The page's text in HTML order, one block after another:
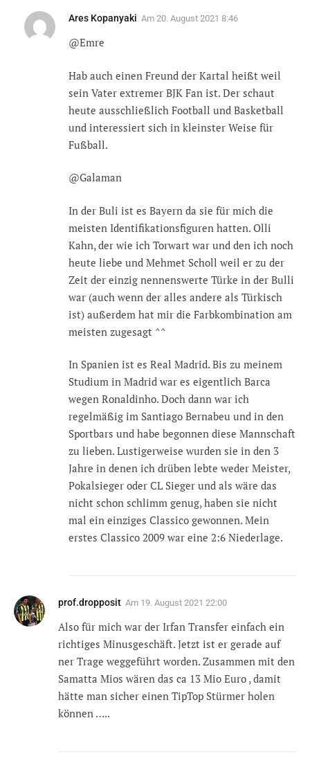
Ares Kopanyaki Am 20. August 2021 8:46
@Emre
Hab auch einen Freund der Kartal heißt weil
sein Vater extremer BJK Fan ist. Der schaut
heute ausschließlich Football und Basketball
und interessiert sich in kleinster Weise für
Fußball.
@Galaman
In der Buli ist es Bayern da sie für mich die
meisten Identifikationsfiguren hatten. Olli
Kahn, der wie ich Torwart war und den ich noch
heute liebe und Mehmet Scholl weil er zu der
Zeit der einzig nennenswerte Türke in der Bulli
war (auch wenn der alles andere als Türkisch
ist) außerdem hat mir die Farbkombination am
meisten zugesagt ^^
In Spanien ist es Real Madrid. Bis zu meinem
Studium in Madrid war es eigentlich Barca
wegen Ronaldinho. Doch dann war ich
regelmäßig im Santiago Bernabeu und in den
Sportbars und habe begonnen diese Mannschaft
zu lieben. Lustigerweise wurden sie in den 3
Jahre in denen ich drüben lebte weder Meister,
Pokalsieger oder CL Sieger und als wäre das
nicht schon schlimm genug, haben sie nicht
mal ein einziges Classico gewonnen. Mein
erstes Classico 2009 war eine 2:6 Niederlage.
prof.dropposit Am 19. August 2021 22:00
Also für mich war der Irfan Transfer einfach ein
richtiges Minusgeschäft. Jetzt ist er gerade auf
ner Trage weggeführt worden. Zusammen mit den
Samatta Mios wären das ca 13 Mio Euro , damit
hätte man sicher einen TipTop Stürmer holen
können …..